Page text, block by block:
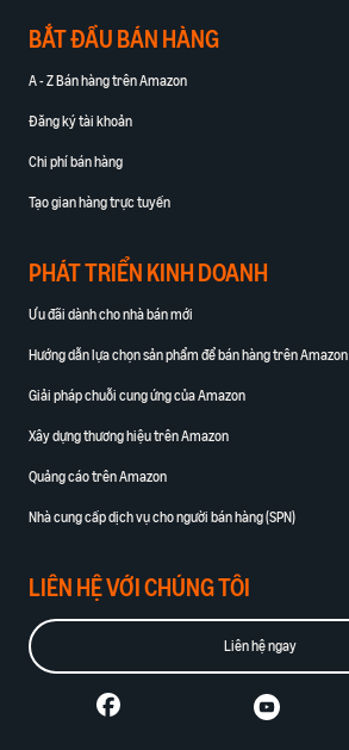
BẮT ĐẦU BÁN HÀNG
A - Z Bán hàng trên Amazon
Đăng ký tài khoản
Chi phí bán hàng
Tạo gian hàng trực tuyến
PHÁT TRIỂN KINH DOANH
Ưu đãi dành cho nhà bán mới
Hướng dẫn lựa chọn sản phẩm để bán hàng trên Amazon
Giải pháp chuỗi cung ứng của Amazon
Xây dựng thương hiệu trên Amazon
Quảng cáo trên Amazon
Nhà cung cấp dịch vụ cho người bán hàng (SPN)
LIÊN HỆ VỚI CHÚNG TÔI
Liên hệ ngay